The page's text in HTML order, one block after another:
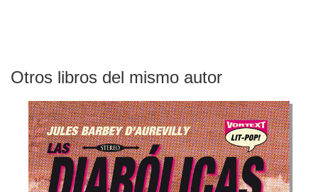
Otros libros del mismo autor